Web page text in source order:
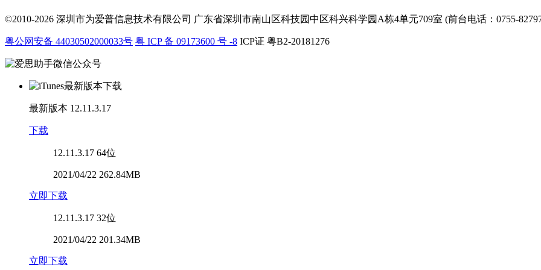
©2010-2026 深圳市为爱普信息技术有限公司 广东省深圳市南山区科技园中区科兴科学园A栋4单元709室 (前台电话：0755-
粤公网安备 44030502000033号 粤 ICP 备 09173600 号 -8 ICP证 粤B2-20181276
最新版本 12.11.3.17
下载
12.11.3.17 64位
2021/04/22 262.84MB
立即下载
12.11.3.17 32位
2021/04/22 201.34MB
立即下载